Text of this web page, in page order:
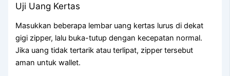
Uji Uang Kertas
Masukkan beberapa lembar uang kertas lurus di dekat
gigi zipper, lalu buka-tutup dengan kecepatan normal.
Jika uang tidak tertarik atau terlipat, zipper tersebut
aman untuk wallet.